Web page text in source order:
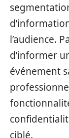
l’audience.
d’informer
événement
ciblé.